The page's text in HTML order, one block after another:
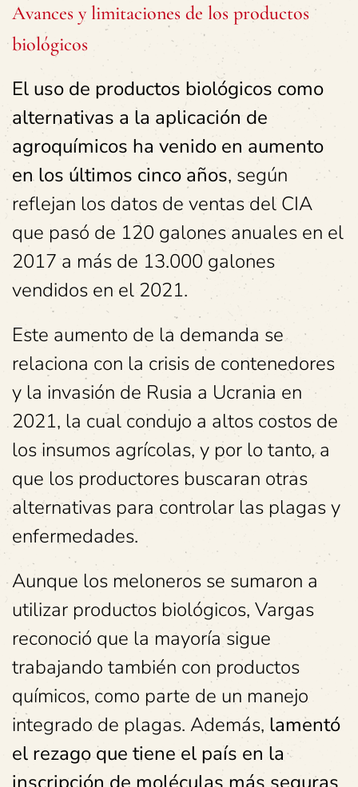
Avances y limitaciones de los productos
biológicos
El uso de productos biológicos como
alternativas a la aplicación de
agroquímicos ha venido en aumento
en los últimos cinco años, según
reflejan los datos de ventas del CIA
que pasó de 120 galones anuales en el
2017 a más de 13.000 galones
vendidos en el 2021.
Este aumento de la demanda se
relaciona con la crisis de contenedores
y la invasión de Rusia a Ucrania en
2021, la cual condujo a altos costos de
los insumos agrícolas, y por lo tanto, a
que los productores buscaran otras
alternativas para controlar las plagas y
enfermedades.
Aunque los meloneros se sumaron a
utilizar productos biológicos, Vargas
reconoció que la mayoría sigue
trabajando también con productos
químicos, como parte de un manejo
integrado de plagas. Además, lamentó
el rezago que tiene el país en la